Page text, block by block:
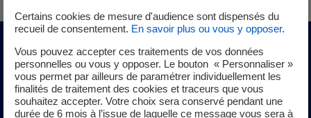
Création, exploitation et
valorisation des jumeaux
numériques
Certains cookies de mesure d'audience sont dispensés du
recueil de consentement. En savoir plus ou vous y opposer.
Vous pouvez accepter ces traitements de vos données
personnelles ou vous y opposer. Le bouton « Personnaliser »
vous permet par ailleurs de paramétrer individuellement les
finalités de traitement des cookies et traceurs que vous
souhaitez accepter. Votre choix sera conservé pendant une
durée de 6 mois à l’issue de laquelle ce message vous sera à